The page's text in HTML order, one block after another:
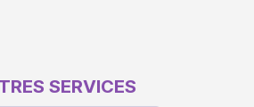
SERVICES